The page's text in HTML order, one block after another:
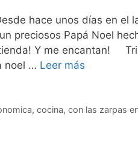
hace unos días en el
preciosos Papá Noel
Y me encantan!
noel … Leer más
, cocina, con las zarpas